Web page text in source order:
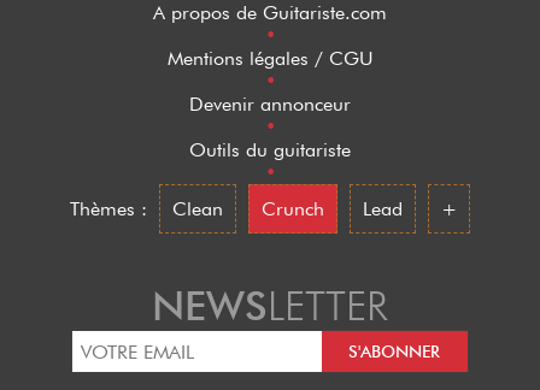
A propos de Guitariste.com
•
Mentions légales / CGU
•
Devenir annonceur
•
Outils du guitariste
•
Thèmes :
Clean Crunch Lead +
NEWSLETTER